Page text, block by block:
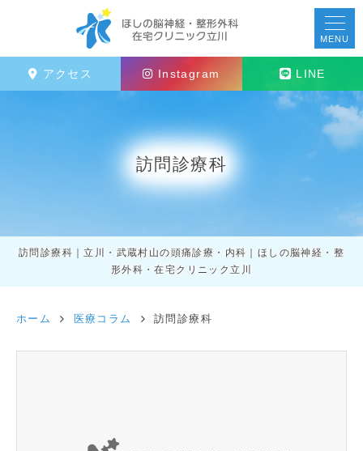
MENU
訪問診療科
訪問診療科｜立川・武蔵村山の頭痛診療・内科｜ほしの脳神経・整
形外科・在宅クリニック立川
アクセス Instagram LINE
ホーム 医療コラム 訪問診療科